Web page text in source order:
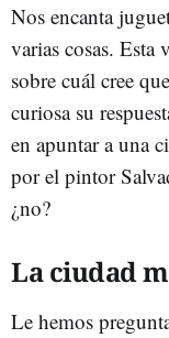
Nos encanta
varias cosas. Esta
sobre cuál cree
curiosa su
en apuntar a una
por el pintor
¿no?
La ciudad
Le hemos